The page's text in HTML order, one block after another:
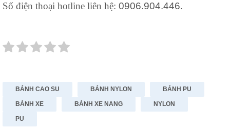
Số điện thoại hotline liên hệ: 0906.904.446.
BÁNH CAO SU BÁNH NYLON BÁNH PU
BÁNH XE BÁNH XE NANG NYLON
PU